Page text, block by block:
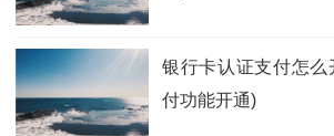
银行卡认证支付怎么
付功能开通)